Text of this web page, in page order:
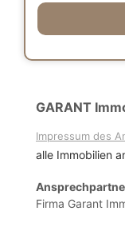
GARANT
Impressum des
alle Immobilien
Firma Garant